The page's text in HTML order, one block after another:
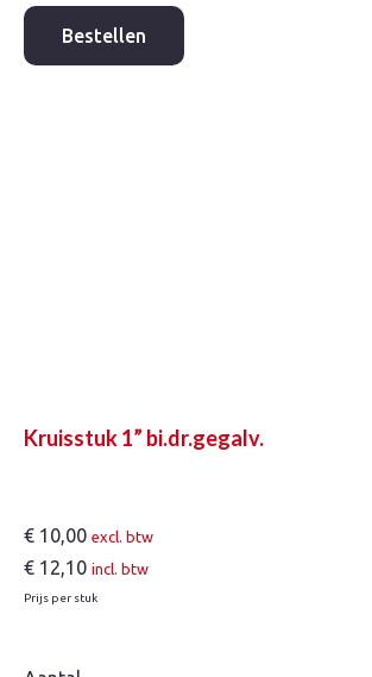
bi.dr.gegalv.
aantal
Bestellen
Kruisstuk 1” bi.dr.gegalv.
€ 10,00 excl. btw
€ 12,10 incl. btw
Prijs per stuk